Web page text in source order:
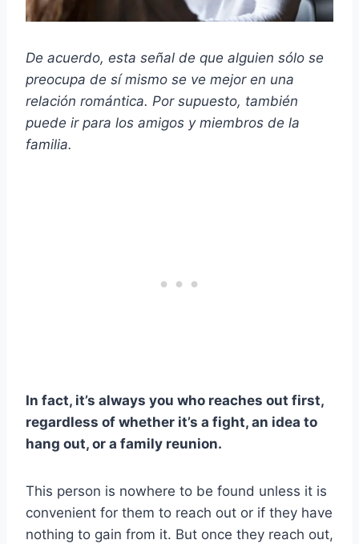
De acuerdo, esta señal de que alguien sólo se
preocupa de sí mismo se ve mejor en una
relación romántica. Por supuesto, también
puede ir para los amigos y miembros de la
familia.
In fact, it’s always you who reaches out first,
regardless of whether it’s a fight, an idea to
hang out, or a family reunion.
This person is nowhere to be found unless it is
convenient for them to reach out or if they have
nothing to gain from it. But once they reach out,